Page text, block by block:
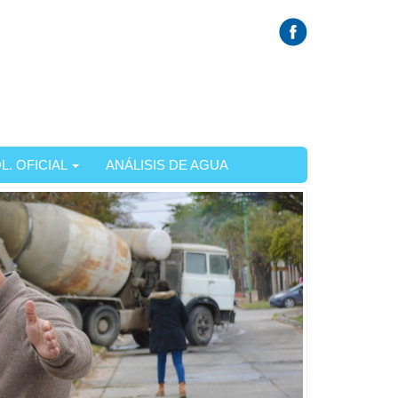
OFICIAL ANÁLISIS DE AGUA